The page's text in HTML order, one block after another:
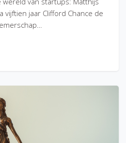
vijftien jaar Clifford Chance de